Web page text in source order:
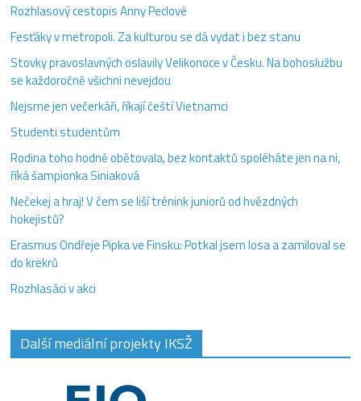
Rozhlasový cestopis Anny Peclové
Fesťáky v metropoli. Za kulturou se dá vydat i bez stanu
Stovky pravoslavných oslavily Velikonoce v Česku. Na bohoslužbu
se každoročně všichni nevejdou
Nejsme jen večerkáři, říkají čeští Vietnamci
Studenti studentům
Rodina toho hodně obětovala, bez kontaktů spoléháte jen na ni,
říká šampionka Siniaková
Nečekej a hraj! V čem se liší trénink juniorů od hvězdných
hokejistů?
Erasmus Ondřeje Pipka ve Finsku: Potkal jsem losa a zamiloval se
do krekrů
Rozhlasáci v akci
Další mediální projekty IKSŽ